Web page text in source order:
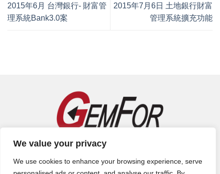
We value your privacy
We use cookies to enhance your browsing experience, serve
2015年6月 台灣銀行- 財富管
理系統Bank3.0案
2015年7月6日 土地銀行財富
管理系統擴充功能
錦華資訊科技股份有限公司 | 電話：(02)7706-6155 | 地址：115 台